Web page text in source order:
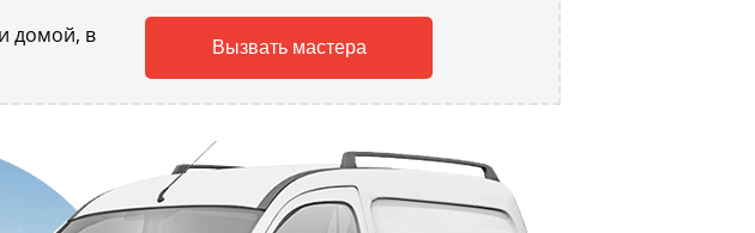
домой, в
Вызвать мастера